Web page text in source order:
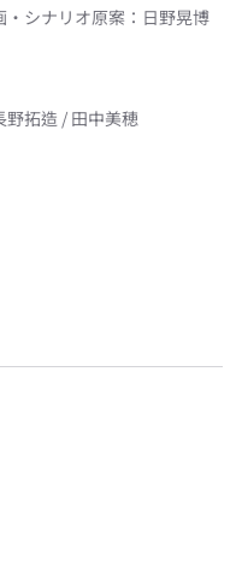
・シナリオ原案 ： 日野晃博
野拓造 / 田中美穂